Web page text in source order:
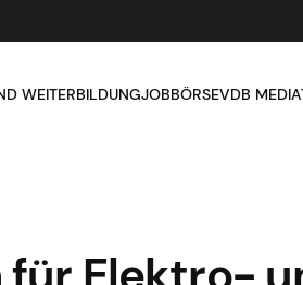
WEITERBILDUNGJOBBÖRSEVDB